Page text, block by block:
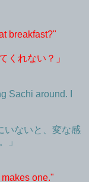
breakfast?"
くれない？」
Sachi around. I
ないと、変な感
」
one."